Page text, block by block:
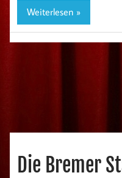
Weiterlesen »
Die Bremer